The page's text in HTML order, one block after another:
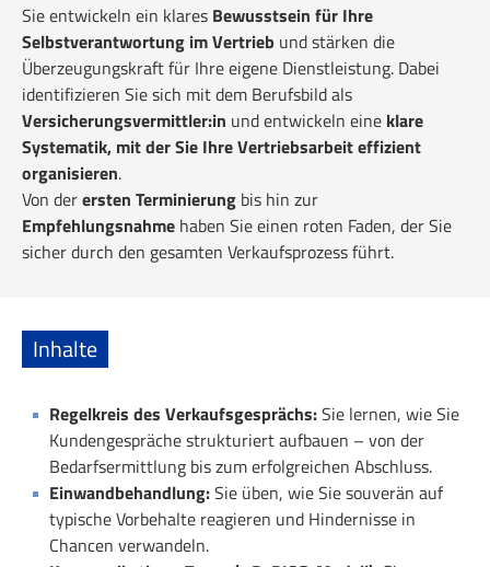
Sie entwickeln ein klares Bewusstsein für Ihre
Selbstverantwortung im Vertrieb und stärken die
Überzeugungskraft für Ihre eigene Dienstleistung. Dabei
identifizieren Sie sich mit dem Berufsbild als
Versicherungsvermittler:in und entwickeln eine klare
Systematik, mit der Sie Ihre Vertriebsarbeit effizient
organisieren.
Von derersten Terminierung bis hin zur
Empfehlungsnahme haben Sie einen roten Faden, der Sie
sicher durch den gesamten Verkaufsprozess führt.
Inhalte
Regelkreis des Verkaufsgesprächs:Sie lernen, wie Sie
Kundengespräche strukturiert aufbauen – von der
Bedarfsermittlung bis zum erfolgreichen Abschluss.
Einwandbehandlung:Sie üben, wie Sie souverän auf
typische Vorbehalte reagieren und Hindernisse in
Chancen verwandeln.